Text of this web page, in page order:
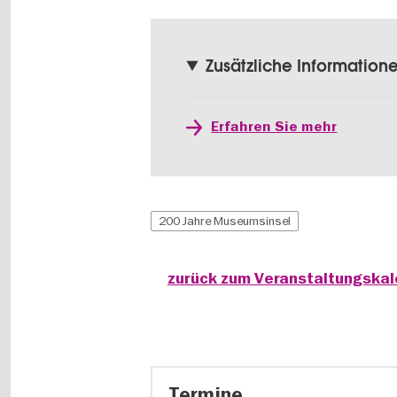
Zusätzliche
Erfahren Sie mehr
200 Jahre Museumsinsel
zurück zum